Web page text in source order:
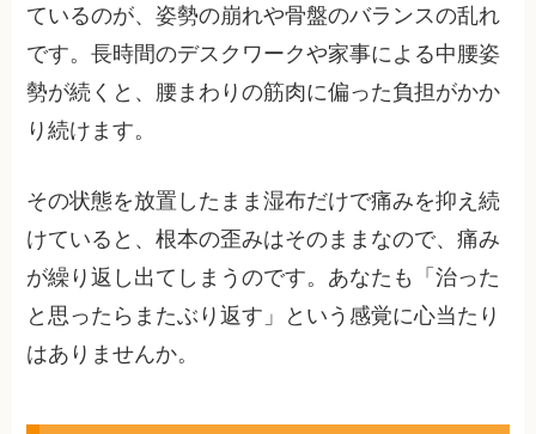
ているのが、姿勢の崩れや骨盤のバランスの乱れ
です。長時間のデスクワークや家事による中腰姿
勢が続くと、腰まわりの筋肉に偏った負担がかか
り続けます。
その状態を放置したまま湿布だけで痛みを抑え続
けていると、根本の歪みはそのままなので、痛み
が繰り返し出てしまうのです。あなたも「治った
と思ったらまたぶり返す」という感覚に心当たり
はありませんか。